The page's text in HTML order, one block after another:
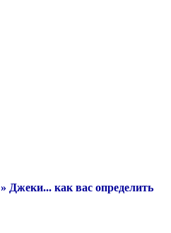
» Джеки... как вас определить